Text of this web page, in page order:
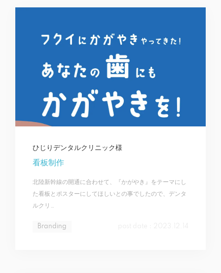
ひじりデンタルクリニック様
看板制作
北陸新幹線の開通に合わせて、『かがやき』をテーマにし
た看板とポスターにしてほしいとの事でしたので、デンタ
ルクリ…
Branding